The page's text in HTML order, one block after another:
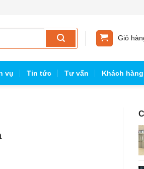
Giỏ
vụ Tin tức Tư vấn Khách hàng